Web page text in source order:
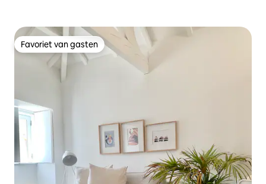
Favoriet van gasten
Favoriet van gasten